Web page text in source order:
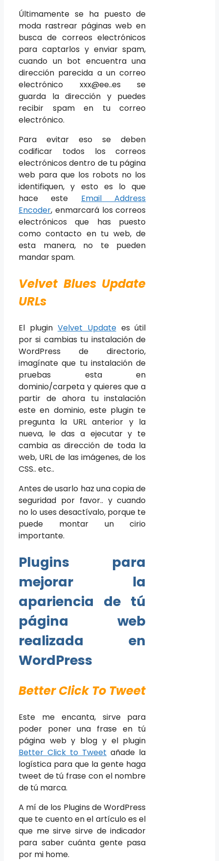
Últimamente se ha puesto de
moda rastrear páginas web en
busca de correos electrónicos
para captarlos y enviar spam,
cuando un bot encuentra una
dirección parecida a un correo
electrónico xxx@ee..es se
guarda la dirección y puedes
recibir spam en tu correo
electrónico.
Para evitar eso se deben
codificar todos los correos
electrónicos dentro de tu página
web para que los robots no los
identifiquen, y esto es lo que
hace este Email Address
Encoder, enmarcará los correos
electrónicos que has puesto
como contacto en tu web, de
esta manera, no te pueden
mandar spam.
Velvet Blues Update
URLs
El plugin Velvet Updatees útil
por si cambias tu instalación de
WordPress de directorio,
imagínate que tu instalación de
pruebas esta en
dominio/carpeta y quieres que a
partir de ahora tu instalación
este en dominio, este plugin te
pregunta la URL anterior y la
nueva, le das a ejecutar y te
cambia as dirección de toda la
web, URL de las imágenes, de los
CSS.. etc..
Antes de usarlo haz una copia de
seguridad por favor.. y cuando
no lo uses desactívalo, porque te
puede montar un cirio
importante.
Plugins para
mejorar la
apariencia de tú
página web
realizada en
WordPress
Better Click To Tweet
Este me encanta, sirve para
poder poner una frase en tú
página web y blog y el plugin
Better Click to Tweet añade la
logística para que la gente haga
tweet de tú frase con el nombre
de tú marca.
A mí de los Plugins de WordPress
que te cuento en el artículo es el
que me sirve sirve de indicador
para saber cuánta gente pasa
por mi home.